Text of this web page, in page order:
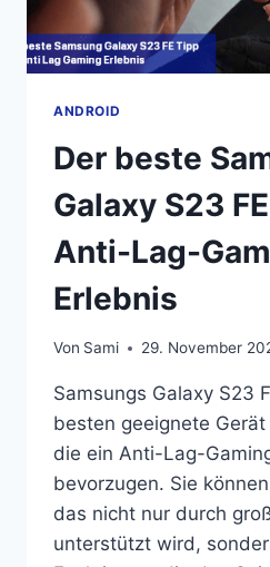
ANDROID
Der beste
Galaxy S23
Anti-Lag-
Erlebnis
Von Sami 29. November
Samsungs Galaxy S23
besten geeignete
die ein Anti-Lag-
bevorzugen. Sie
das nicht nur durch
unterstützt wird,